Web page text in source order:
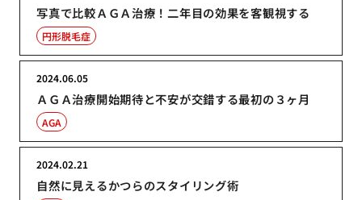
写真で比較ＡＧＡ治療！二年目の効果を客観視する
円形脱毛症
ＡＧＡ治療開始期待と不安が交錯する最初の３ヶ月
2024.06.05
AGA
自然に見えるかつらのスタイリング術
2024.02.21